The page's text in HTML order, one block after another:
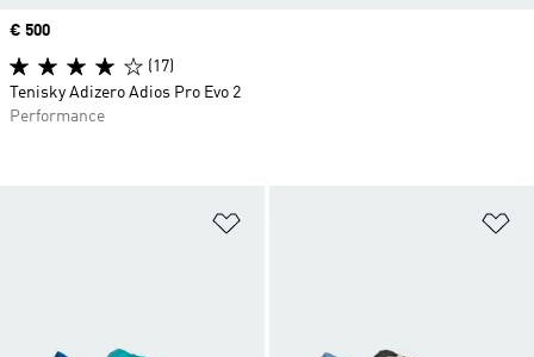
Pridať do zoznamu želaných
Price
€ 500
(17)
Tenisky Adizero Adios Pro Evo 2
Performance